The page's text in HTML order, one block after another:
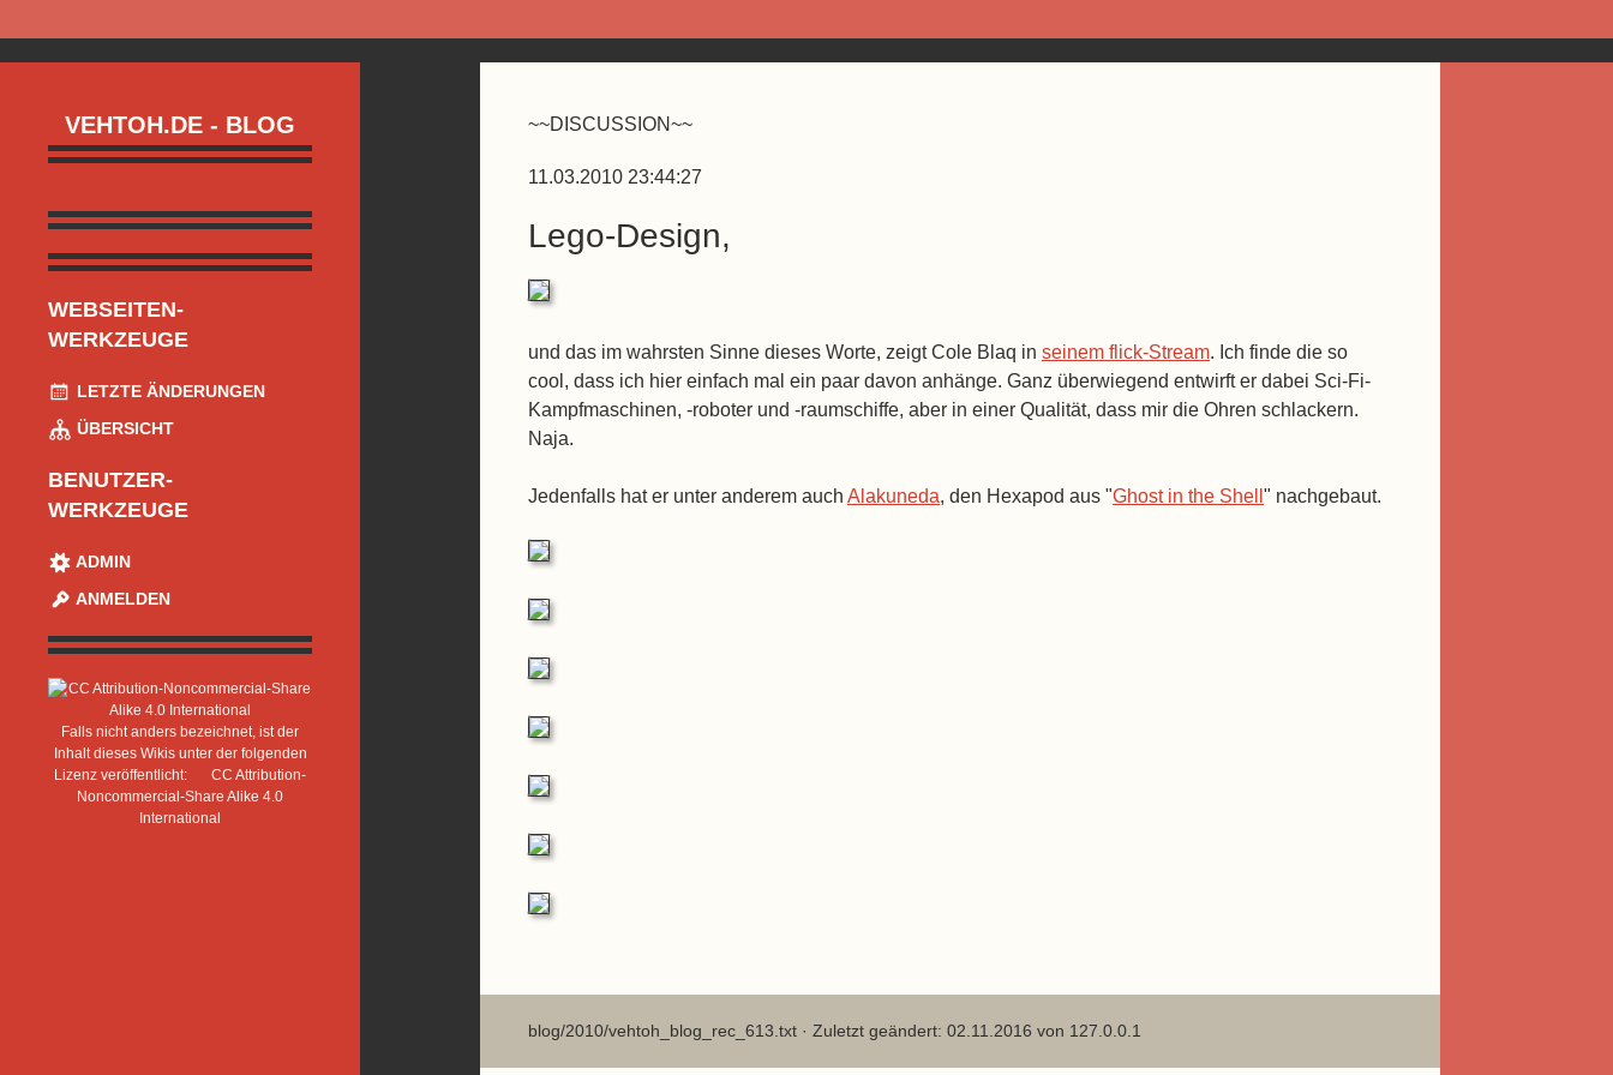
VEHTOH.DE - BLOG
WEBSEITEN-
WERKZEUGE
LETZTE ÄNDERUNGEN
ÜBERSICHT
BENUTZER-
WERKZEUGE
ADMIN
ANMELDEN
Falls nicht anders bezeichnet, ist der
Inhalt dieses Wikis unter der folgenden
Lizenz veröffentlicht:
CC Attribution-
Noncommercial-Share Alike 4.0
International
~~DISCUSSION~~
11.03.2010 23:44:27
Lego-Design,
und das im wahrsten Sinne dieses Worte, zeigt Cole Blaq in seinem flick-Stream. Ich finde die so
cool, dass ich hier einfach mal ein paar davon anhänge. Ganz überwiegend entwirft er dabei Sci-Fi-
Kampfmaschinen, -roboter und -raumschiffe, aber in einer Qualität, dass mir die Ohren schlackern.
Naja.
Jedenfalls hat er unter anderem auch Alakuneda, den Hexapod aus "Ghost in the Shell " nachgebaut.
blog/2010/vehtoh_blog_rec_613.txt · Zuletzt geändert: 02.11.2016 von 127.0.0.1